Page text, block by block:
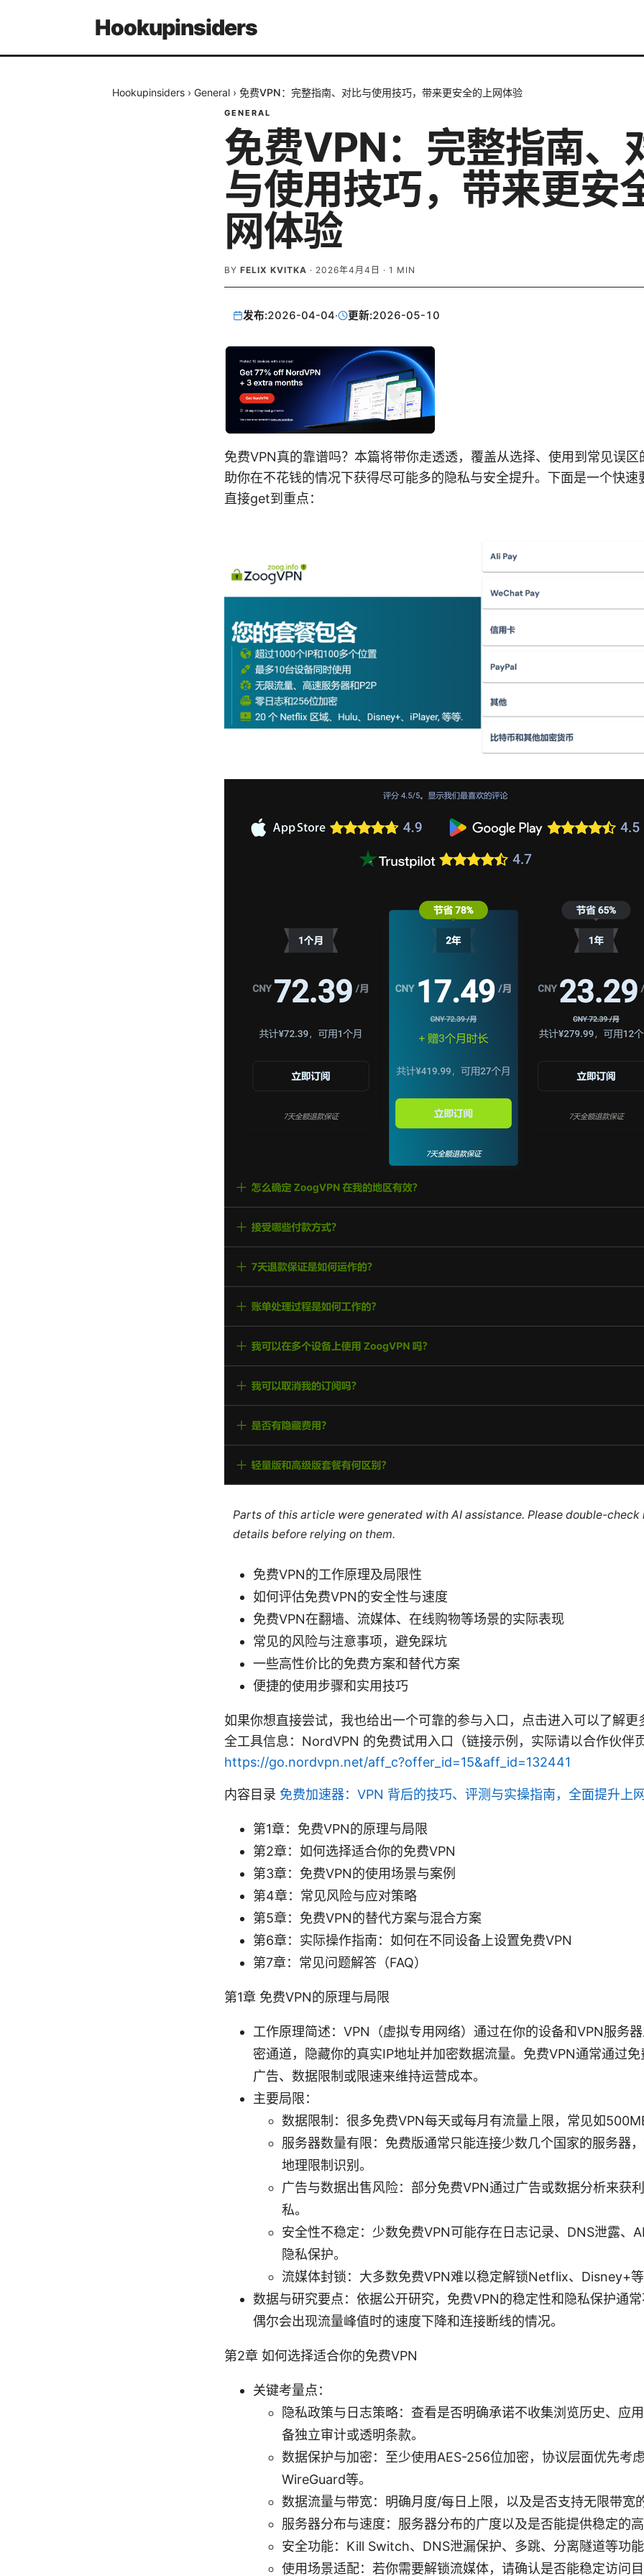
Hookupinsiders
Hookupinsiders › General › 免费VPN：完整指南、对比与使用技巧，带来更安全的上网体验
GENERAL
免费VPN：完整指南、
与使用技巧，带来更安
网体验
BY FELIX KVITKA · 2026年4月4日 · 1 MIN
发布:2026-04-04· 更新:2026-05-10
免费VPN真的靠谱吗？本篇将带你走透透，覆盖从选择、使用到常见误区
助你在不花钱的情况下获得尽可能多的隐私与安全提升。下面是一个快速
直接get到重点：
Parts of this article were generated with AI assistance. Please double-
details before relying on them.
免费VPN的工作原理及局限性
如何评估免费VPN的安全性与速度
免费VPN在翻墙、流媒体、在线购物等场景的实际表现
常见的风险与注意事项，避免踩坑
一些高性价比的免费方案和替代方案
便捷的使用步骤和实用技巧
如果你想直接尝试，我也给出一个可靠的参与入口，点击进入可以了解更
全工具信息：NordVPN 的免费试用入口（链接示例，实际请以合作伙伴
https://go.nordvpn.net/aff_c?offer_id=15&aff_id=132441
内容目录 免费加速器：VPN 背后的技巧、评测与实操指南，全面提升上
第1章：免费VPN的原理与局限
第2章：如何选择适合你的免费VPN
第3章：免费VPN的使用场景与案例
第4章：常见风险与应对策略
第5章：免费VPN的替代方案与混合方案
第6章：实际操作指南：如何在不同设备上设置免费VPN
第7章：常见问题解答（FAQ）
第1章 免费VPN的原理与局限
工作原理简述：VPN（虚拟专用网络）通过在你的设备和VPN服务
密通道，隐藏你的真实IP地址并加密数据流量。免费VPN通常通过免
广告、数据限制或限速来维持运营成本。
主要局限：
数据限制：很多免费VPN每天或每月有流量上限，常见如
服务器数量有限：免费版通常只能连接少数几个国家的服务器
地理限制识别。
广告与数据出售风险：部分免费VPN通过广告或数据分析来获
私。
安全性不稳定：少数免费VPN可能存在日志记录、DNS泄露、
隐私保护。
流媒体封锁：大多数免费VPN难以稳定解锁Netflix、Disney+等
数据与研究要点：依据公开研究，免费VPN的稳定性和隐私保护通常
偶尔会出现流量峰值时的速度下降和连接断线的情况。
第2章 如何选择适合你的免费VPN
关键考量点：
隐私政策与日志策略：查看是否明确承诺不收集浏览历史、应
备独立审计或透明条款。
数据保护与加密：至少使用AES-256位加密，协议层面优先考虑
WireGuard等。
数据流量与带宽：明确月度/每日上限，以及是否支持无限带宽
服务器分布与速度：服务器分布的广度以及是否能提供稳定的高
安全功能：Kill Switch、DNS泄漏保护、多跳、分离隧道等功能
使用场景适配：若你需要解锁流媒体，请确认是否能稳定访问目